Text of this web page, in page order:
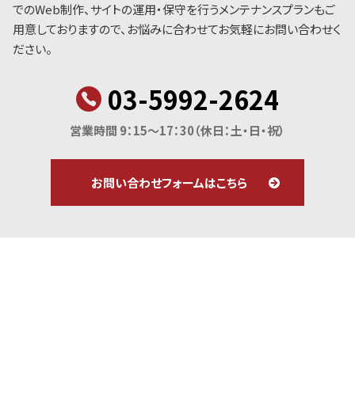
でのWeb制作、サイトの運用・保守を行うメンテナンスプランもご
用意しておりますので、お悩みに合わせてお気軽にお問い合わせく
ださい。
03-5992-2624
営業時間 9：15～17：30（休日：土・日・祝）
お問い合わせフォームはこちら